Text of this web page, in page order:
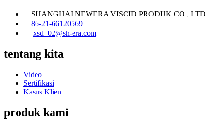
SHANGHAI NEWERA VISCID PRODUK CO., LTD
86-21-66120569
xsd_02@sh-era.com
tentang kita
Video
Sertifikasi
Kasus Klien
produk kami